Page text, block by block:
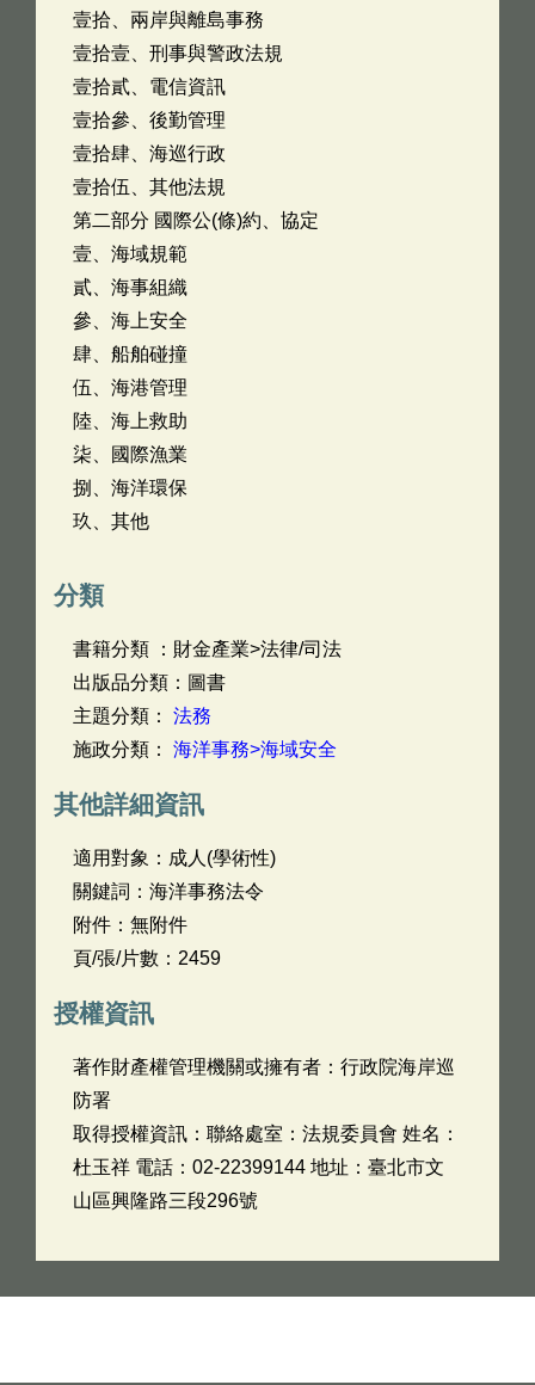
壹拾、兩岸與離島事務
壹拾壹、刑事與警政法規
壹拾貳、電信資訊
壹拾參、後勤管理
壹拾肆、海巡行政
壹拾伍、其他法規
第二部分 國際公(條)約、協定
壹、海域規範
貳、海事組織
參、海上安全
肆、船舶碰撞
伍、海港管理
陸、海上救助
柒、國際漁業
捌、海洋環保
玖、其他
分類
書籍分類 ：財金產業>法律/司法
出版品分類：圖書
主題分類： 法務
施政分類： 海洋事務>海域安全
其他詳細資訊
適用對象：成人(學術性)
關鍵詞：海洋事務法令
附件：無附件
頁/張/片數：2459
授權資訊
著作財產權管理機關或擁有者：行政院海岸巡
防署
取得授權資訊：聯絡處室：法規委員會 姓名：
杜玉祥 電話：02-22399144 地址：臺北市文
山區興隆路三段296號